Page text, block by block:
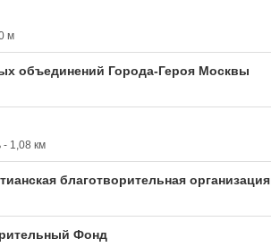
м
объединений Города-Героя Москвы
1,08 км
благотворительная организация
Фонд